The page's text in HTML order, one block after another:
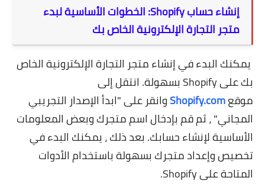
إنشاء حساب Shopify: الخطوات الأساسية لبدء
متجر التجارة الإلكترونية الخاص بك
يمكنك البدء في إنشاء متجر التجارة الإلكترونية الخاص
بك على Shopify بسهولة. انتقل إلى
موقعShopify.comوانقر على "ابدأ الإصدار التجريبي
المجاني" ، ثم قم بإدخال اسم متجرك وبعض المعلومات
الأساسية لإنشاء حسابك. بعد ذلك ، يمكنك البدء في
تخصيص وإعداد متجرك بسهولة باستخدام الأدوات
المتاحة على Shopify.